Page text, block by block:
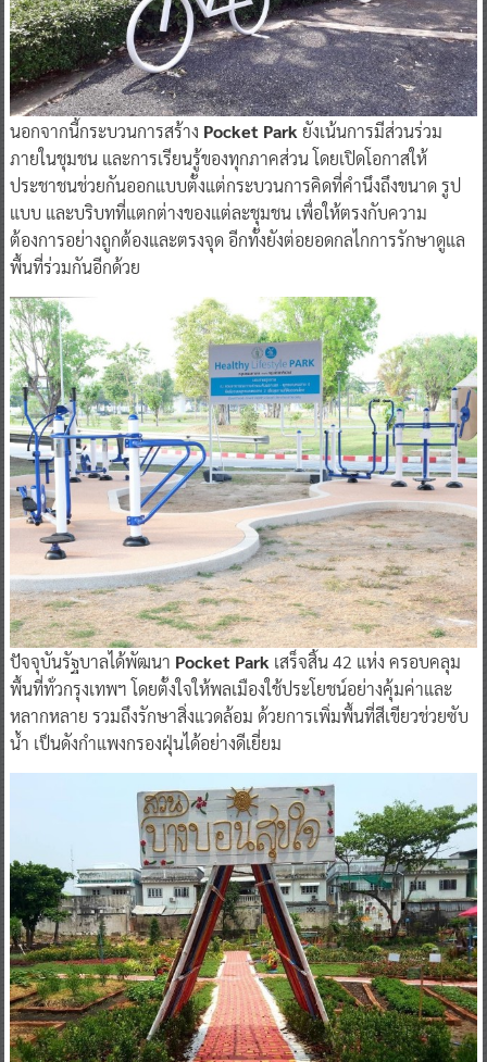
นอกจากนี้กระบวนการสร้าง Pocket Park ยังเน้นการมีส่วนร่วม
ภายในชุมชน และการเรียนรู้ของทุกภาคส่วน โดยเปิดโอกาสให้
ประชาชนช่วยกันออกแบบตั้งแต่กระบวนการคิดที่คำนึงถึงขนาด รูป
แบบ และบริบทที่แตกต่างของแต่ละชุมชน เพื่อให้ตรงกับความ
ต้องการอย่างถูกต้องและตรงจุด อีกทั้งยังต่อยอดกลไกการรักษาดูแล
พื้นที่ร่วมกันอีกด้วย
ปัจจุบันรัฐบาลได้พัฒนา Pocket Park เสร็จสิ้น 42 แห่ง ครอบคลุม
พื้นที่ทั่วกรุงเทพฯ โดยตั้งใจให้พลเมืองใช้ประโยชน์อย่างคุ้มค่าและ
หลากหลาย รวมถึงรักษาสิ่งแวดล้อม ด้วยการเพิ่มพื้นที่สีเขียวช่วยซับ
น้ำ เป็นดังกำแพงกรองฝุ่นได้อย่างดีเยี่ยม